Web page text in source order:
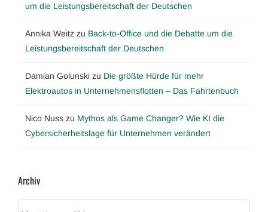
um die Leistungsbereitschaft der Deutschen
Annika Weitz zu Back-to-Office und die Debatte um die
Leistungsbereitschaft der Deutschen
Damian Golunski zu Die größte Hürde für mehr
Elektroautos in Unternehmensflotten – Das Fahrtenbuch
Nico Nuss zu Mythos als Game Changer? Wie KI die
Cybersicherheitslage für Unternehmen verändert
Archiv